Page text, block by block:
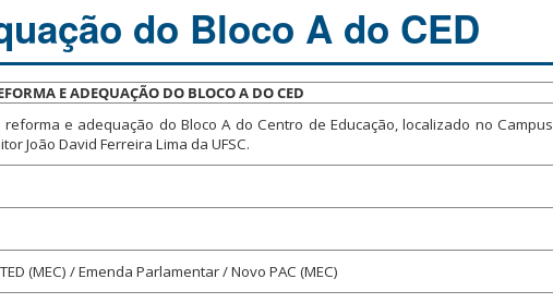
do Bloco A do CED
E ADEQUAÇÃO DO BLOCO A DO CED
e adequação do Bloco A do Centro de Educação, localizado no Campus
João David Ferreira Lima da UFSC.
(MEC) / Emenda Parlamentar / Novo PAC (MEC)